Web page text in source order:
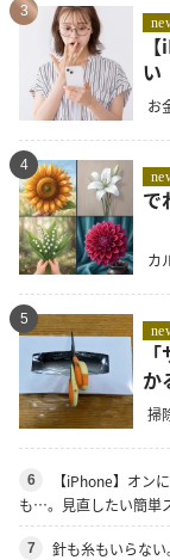
3
い
お
4
で
カ
5
か
掃
6
【iPhone】オン
も…。見直したい簡単
7
針も糸もいらな